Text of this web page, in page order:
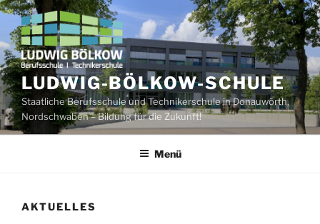
Zum
Inhalt
springen
LUDWIG-BÖLKOW-SCHULE
Staatliche Berufsschule und Technikerschule in Donauwörth,
Nordschwaben – Bildung für die Zukunft!
Menü
AKTUELLES